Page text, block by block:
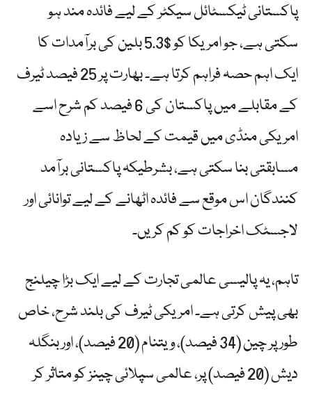
پاکستانی ٹیکسٹائل سیکٹر کے لیے فائدہ مند ہو
سکتی ہے، جو امریکا کو $5.3 بلین کی برآمدات کا
ایک اہم حصہ فراہم کرتا ہے۔ بھارت پر 25 فیصد ٹیرف
کے مقابلے میں پاکستان کی 6 فیصد کم شرح اسے
امریکی منڈی میں قیمت کے لحاظ سے زیادہ
مسابقتی بنا سکتی ہے، بشرطیکہ پاکستانی برآمد
کنندگان اس موقع سے فائدہ اٹھانے کے لیے توانائی اور
لاجسٹک اخراجات کو کم کریں۔
تاہم، یہ پالیسی عالمی تجارت کے لیے ایک بڑا چیلنج
بھی پیش کرتی ہے۔ امریکی ٹیرف کی بلند شرح، خاص
طور پر چین (34 فیصد)، ویتنام (20 فیصد)، اور بنگلہ
دیش (20 فیصد) پر، عالمی سپلائی چینز کو متاثر کر